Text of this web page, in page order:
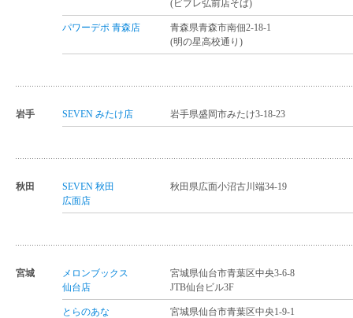
(ビブレ弘前店そば)
パワーデポ 青森店
青森県青森市南佃2-18-1
(明の星高校通り)
岩手 SEVEN みたけ店 岩手県盛岡市みたけ3-18-23
秋田
SEVEN 秋田
広面店
秋田県広面小沼古川端34-19
宮城
メロンブックス
仙台店
宮城県仙台市青葉区中央3-6-8
JTB仙台ビル3F
とらのあな
宮城県仙台市青葉区中央1-9-1